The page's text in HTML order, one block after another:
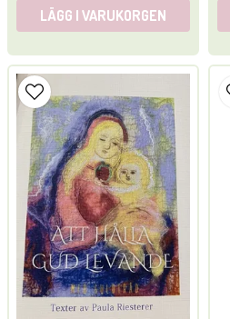
LÄGG I VARUKORGEN